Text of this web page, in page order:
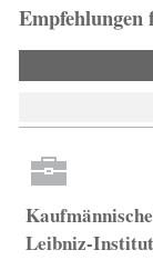
Empfehlungen
Leibniz-